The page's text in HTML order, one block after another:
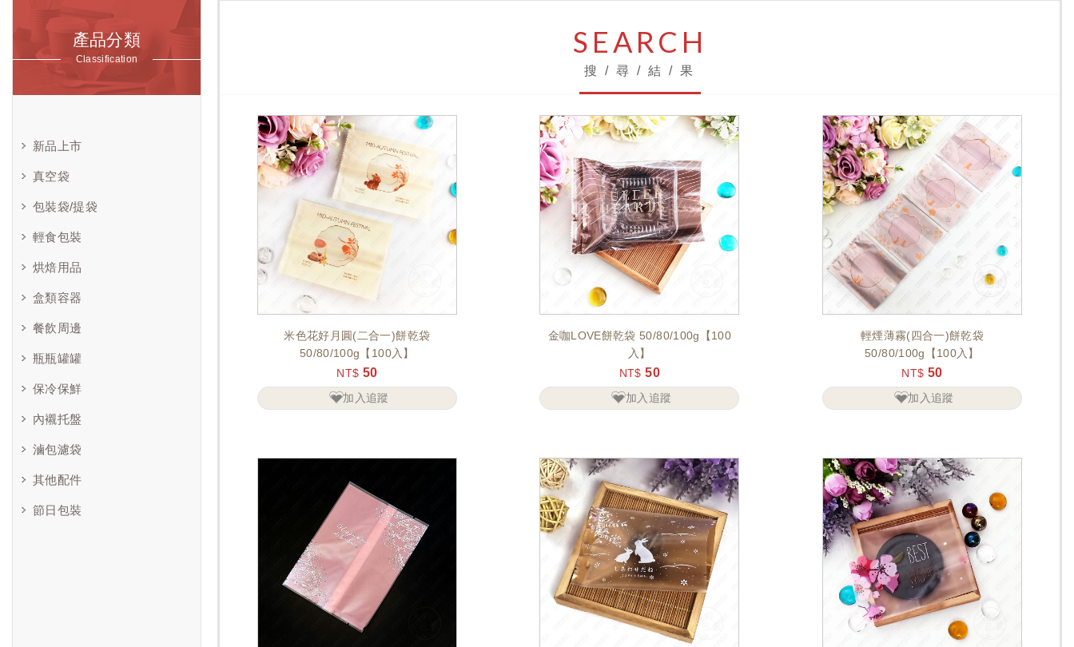
產品分類
Classification
新品上市
真空袋
包裝袋/提袋
輕食包裝
烘焙用品
盒類容器
餐飲周邊
瓶瓶罐罐
保冷保鮮
內襯托盤
滷包濾袋
其他配件
節日包裝
SEARCH
搜 / 尋 / 結 / 果
米色花好月圓(二合一)餅乾袋
50/80/100g【100入】
NT$ 50
加入追蹤
金咖LOVE餅乾袋 50/80/100g【100
入】
NT$ 50
加入追蹤
輕煙薄霧(四合一)餅乾袋
50/80/100g【100入】
NT$ 50
加入追蹤